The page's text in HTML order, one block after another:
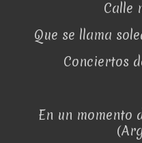
Calle
Que se llama
Conciertos
En un momento